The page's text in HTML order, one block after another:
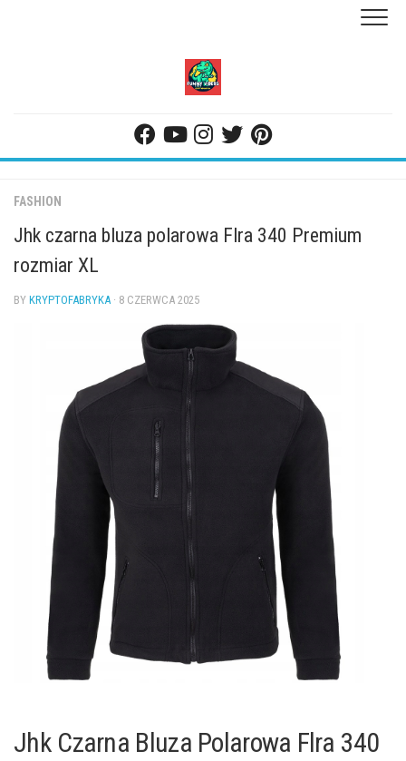
FASHION
Jhk czarna bluza polarowa Flra 340 Premium
rozmiar XL
BY KRYPTOFABRYKA · 8 CZERWCA 2025
Jhk Czarna Bluza Polarowa Flra 340